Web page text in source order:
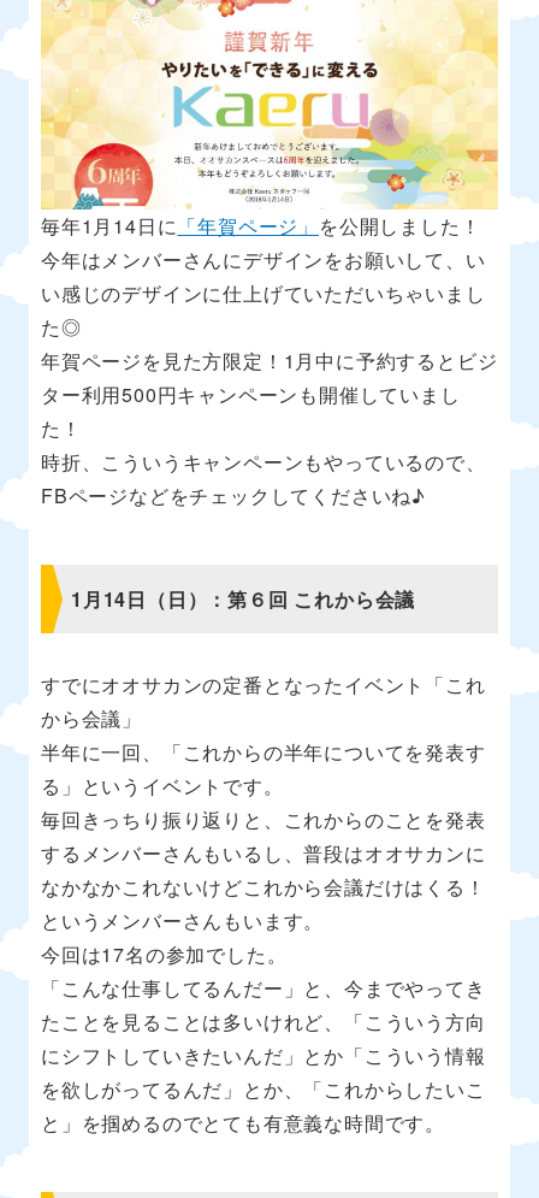
毎年1月14日に 「年賀ページ」 を公開しました！
今年はメンバーさんにデザインをお願いして、い
い感じのデザインに仕上げていただいちゃいまし
た◎
年賀ページを見た方限定！1月中に予約するとビジ
ター利用500円キャンペーンも開催していまし
た！
時折、こういうキャンペーンもやっているので、
FBページなどをチェックしてくださいね♪
1月14日（日）：第６回 これから会議
すでにオオサカンの定番となったイベント「これ
から会議」
半年に一回、「これからの半年についてを発表す
る」というイベントです。
毎回きっちり振り返りと、これからのことを発表
するメンバーさんもいるし、普段はオオサカンに
なかなかこれないけどこれから会議だけはくる！
というメンバーさんもいます。
今回は17名の参加でした。
「こんな仕事してるんだー」と、今までやってき
たことを見ることは多いけれど、「こういう方向
にシフトしていきたいんだ」とか「こういう情報
を欲しがってるんだ」とか、「これからしたいこ
と」を掴めるのでとても有意義な時間です。